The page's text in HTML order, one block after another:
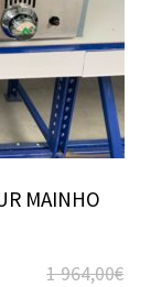
MAINHO
1 964,00€